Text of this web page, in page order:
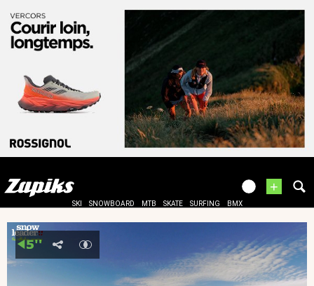
+
SKI SNOWBOARD MTB SKATE SURFING BMX